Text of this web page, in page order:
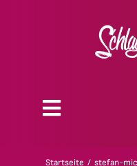
Toggle
Startseite stefan-